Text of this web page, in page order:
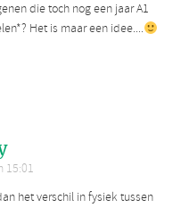
die toch nog een jaar A1
Het is maar een idee....
15:01
het verschil in fysiek tussen